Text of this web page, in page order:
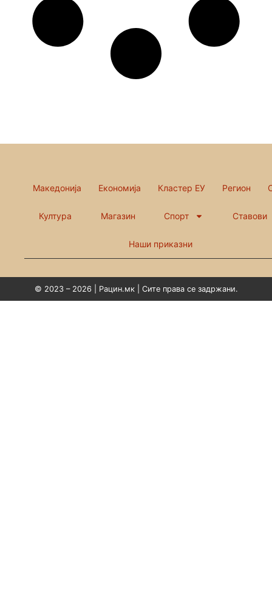
Македонија Економија Кластер ЕУ Регион
Култура Магазин Спорт Ставови
Наши приказни
© 2023 – 2026 | Рацин.мк | Сите права се задржани.